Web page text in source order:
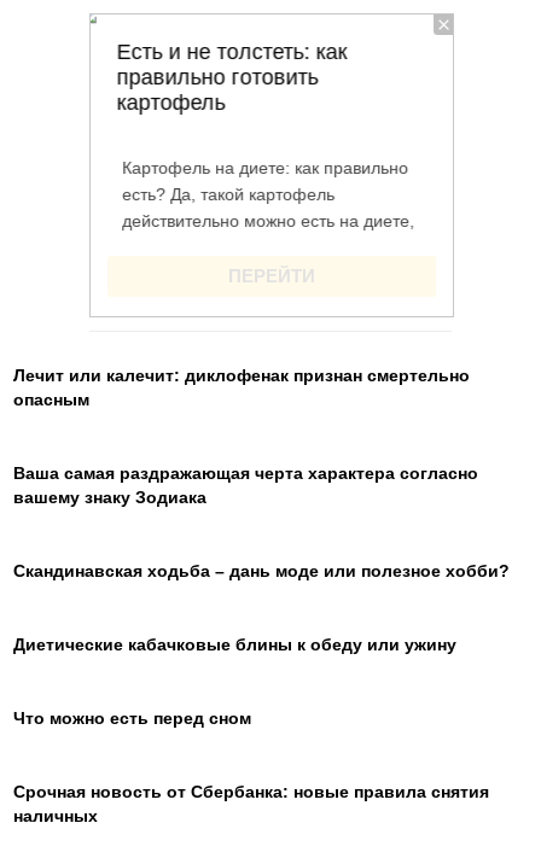
Лечит или калечит: диклофенак признан смертельно
опасным
Ваша самая раздражающая черта характера согласно
вашему знаку Зодиака
Скандинавская ходьба – дань моде или полезное хобби?
Диетические кабачковые блины к обеду или ужину
Что можно есть перед сном
Срочная новость от Сбербанка: новые правила снятия
наличных